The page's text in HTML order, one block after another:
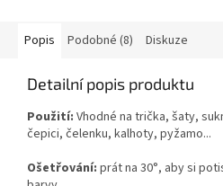
Popis Podobné (8) Diskuze
Detailní popis produktu
Použití: Vhodné na trička, šaty,
čepici, čelenku, kalhoty, pyžamo...
Ošetřování: prát na 30°, aby si